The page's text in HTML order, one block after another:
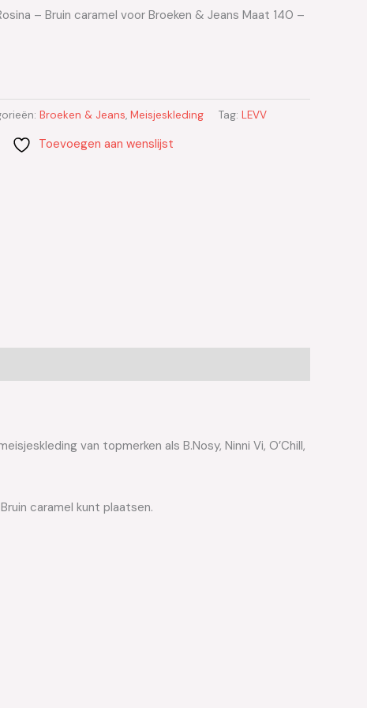
– Bruin caramel voor Broeken & Jeans Maat 140 –
Broeken & Jeans, Meisjeskleding Tag: LEVV
Toevoegen aan wenslijst
van topmerken als B.Nosy, Ninni Vi, O’Chill,
caramel kunt plaatsen.